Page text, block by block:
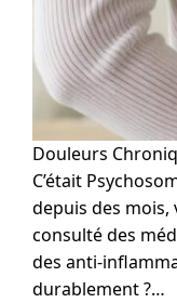
Douleurs
C’était
depuis des mois,
consulté des
des anti-
durablement ?…